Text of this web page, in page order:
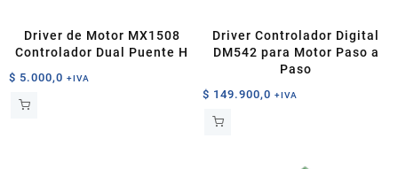
Driver de Motor MX1508
Controlador Dual Puente H
$ 5.000,0 +IVA
Driver Controlador Digital
DM542 para Motor Paso a
Paso
$ 149.900,0 +IVA